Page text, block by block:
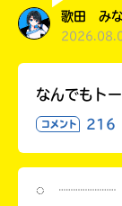
歌田 み
なんでも
コメント 216
◌